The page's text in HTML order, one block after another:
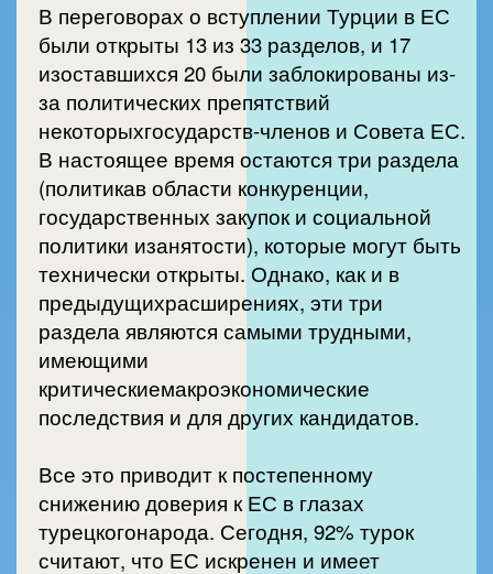
В переговорах о вступлении Турции в ЕС
были открыты 13 из 33 разделов, и 17
изоставшихся 20 были заблокированы из-
за политических препятствий
некоторыхгосударств-членов и Совета ЕС.
В настоящее время остаются три раздела
(политикав области конкуренции,
государственных закупок и социальной
политики изанятости), которые могут быть
технически открыты. Однако, как и в
предыдущихрасширениях, эти три
раздела являются самыми трудными,
имеющими
критическиемакроэкономические
последствия и для других кандидатов.
Все это приводит к постепенному
снижению доверия к ЕС в глазах
турецкогонарода. Сегодня, 92% турок
считают, что ЕС искренен и имеет